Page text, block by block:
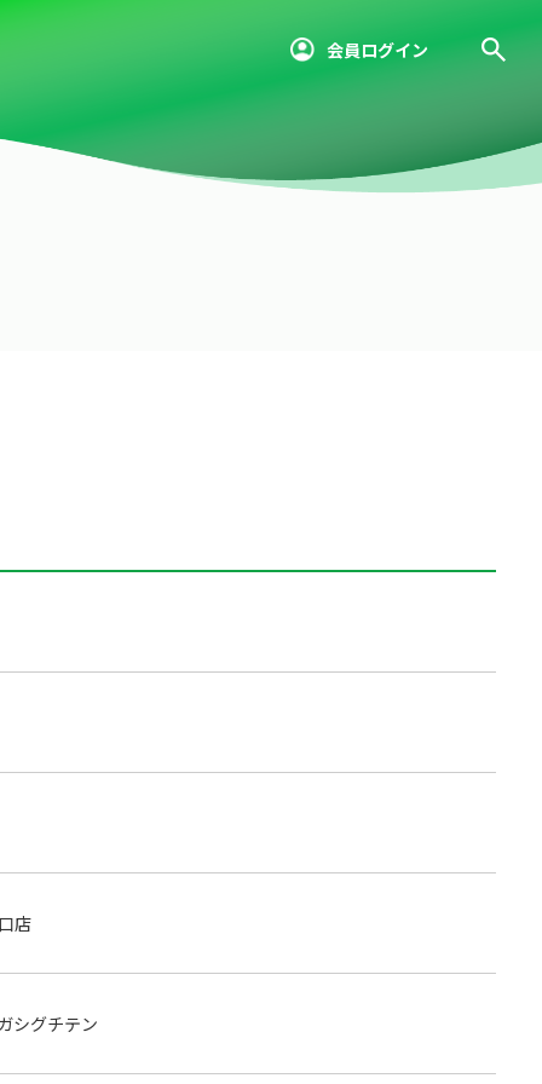
会員ログイン
店
シグチテン